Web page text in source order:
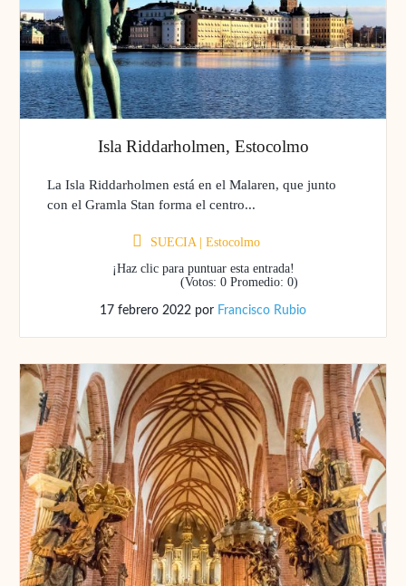
Isla Riddarholmen, Estocolmo
La Isla Riddarholmen está en el Malaren, que junto
con el Gramla Stan forma el centro...
SUECIA
Estocolmo
¡Haz clic para puntuar esta entrada!
(Votos: 0 Promedio: 0)
17 febrero 2022 por Francisco Rubio